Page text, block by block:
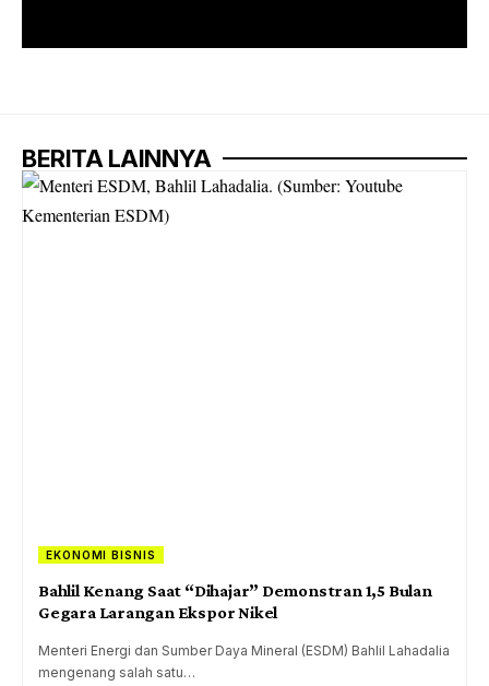
BERITA LAINNYA
EKONOMI BISNIS
Bahlil Kenang Saat “Dihajar” Demonstran 1,5 Bulan
Gegara Larangan Ekspor Nikel
Menteri Energi dan Sumber Daya Mineral (ESDM) Bahlil Lahadalia
mengenang salah satu…